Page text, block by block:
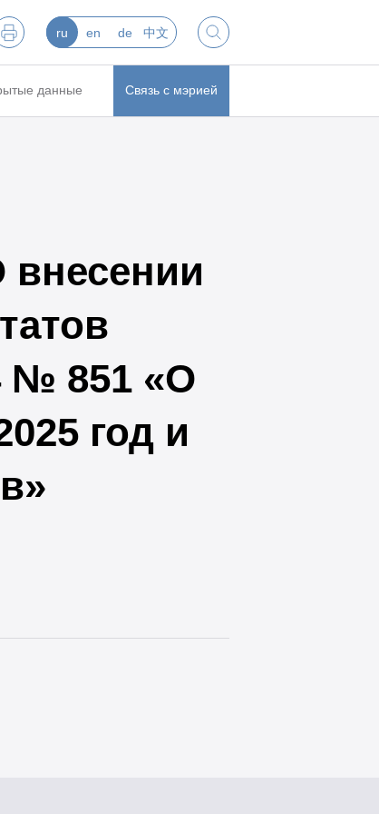
ru en de 中文
данные Связь с мэрией
внесении
№ 851 «О
год и